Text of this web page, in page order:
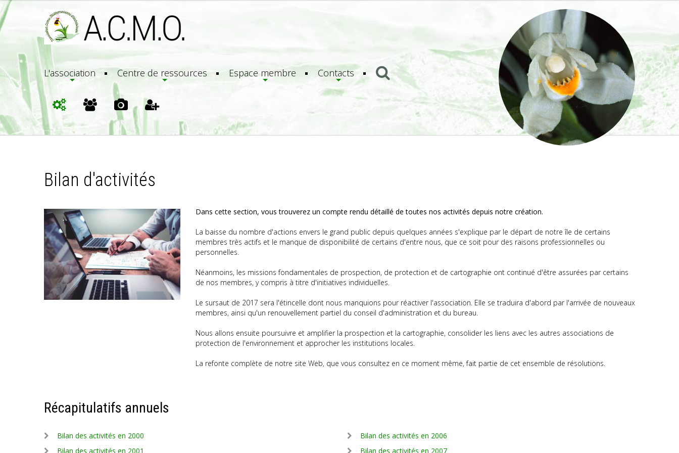
L'association Centre de ressources Espace membre Contacts
Bilan d'activités
Dans cette section, vous trouverez un compte rendu détaillé de toutes nos activités depuis notre création.
La baisse du nombre d'actions envers le grand public depuis quelques années s'explique par le départ de notre île de certains
membres très actifs et le manque de disponibilité de certains d'entre nous, que ce soit pour des raisons professionnelles ou
personnelles.
Néanmoins, les missions fondamentales de prospection, de protection et de cartographie ont continué d'être assurées par certains
de nos membres, y compris à titre d'initiatives individuelles.
Le sursaut de 2017 sera l'étincelle dont nous manquions pour réactiver l'association. Elle se traduira d'abord par l'arrivée de nouveaux
membres, ainsi qu'un renouvellement partiel du conseil d'administration et du bureau.
Nous allons ensuite poursuivre et amplifier la prospection et la cartographie, consolider les liens avec les autres associations de
protection de l'environnement et approcher les institutions locales.
La refonte complète de notre site Web, que vous consultez en ce moment même, fait partie de cet ensemble de résolutions.
Récapitulatifs annuels
Bilan des activités en 2000
Bilan des activités en 2001
Bilan des activités en 2006
Bilan des activités en 2007